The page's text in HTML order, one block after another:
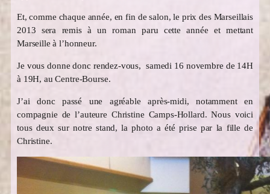
Et, comme chaque année, en fin de salon, le prix des Marseillais
2013 sera remis à un roman paru cette année et mettant
Marseille à l’honneur.
Je vous donne donc rendez-vous, samedi 16 novembre de 14H
à 19H, au Centre-Bourse.
J’ai donc passé une agréable après-midi, notamment en
compagnie de l’auteure Christine Camps-Hollard. Nous voici
tous deux sur notre stand, la photo a été prise par la fille de
Christine.